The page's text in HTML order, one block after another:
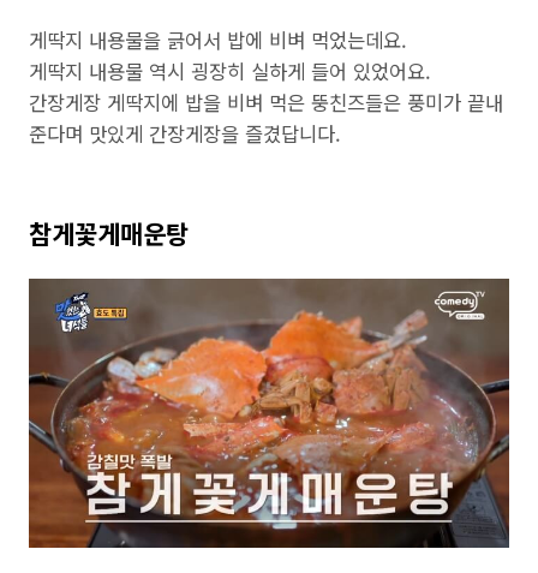
게딱지 내용물을 긁어서 밥에 비벼 먹었는데요.
게딱지 내용물 역시 굉장히 실하게 들어 있었어요.
간장게장 게딱지에 밥을 비벼 먹은 뚱친즈들은 풍미가 끝내
준다며 맛있게 간장게장을 즐겼답니다.
참게꽃게매운탕